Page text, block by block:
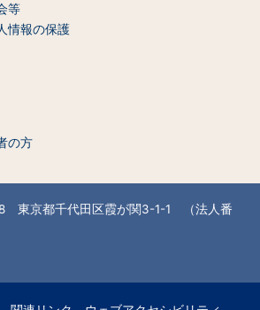
等
情報の保護
の方
東京都千代田区霞が関3-1-1 （法人番